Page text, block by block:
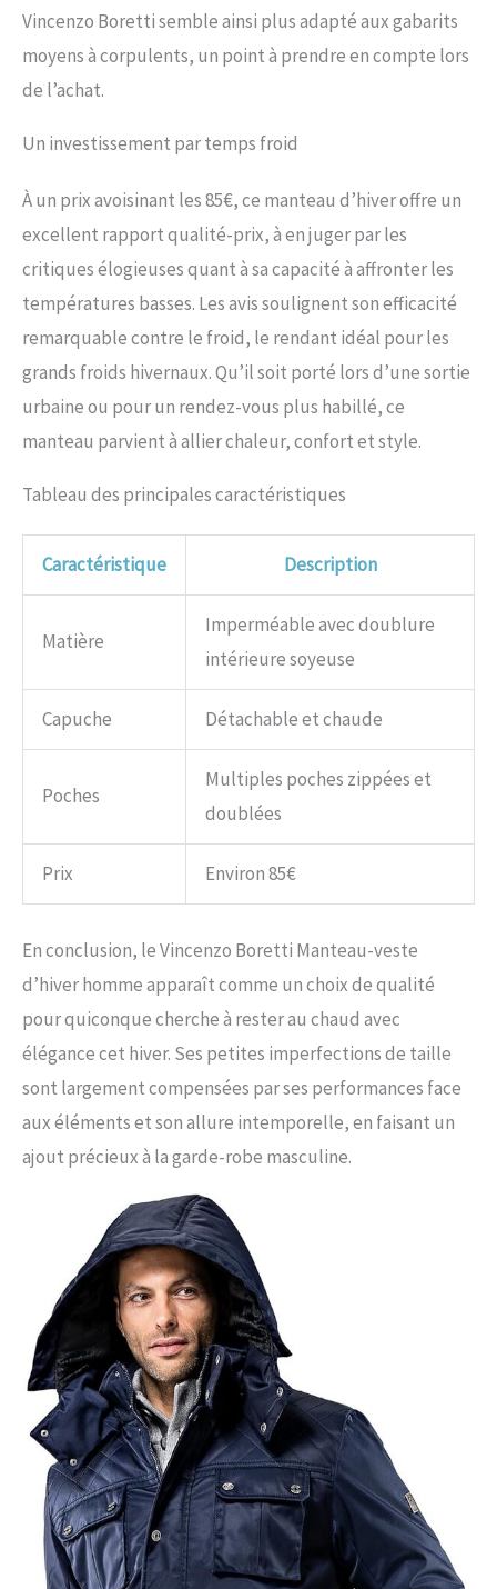
Vincenzo Boretti semble ainsi plus adapté aux gabarits
moyens à corpulents, un point à prendre en compte lors
de l’achat.
Un investissement par temps froid
À un prix avoisinant les 85€, ce manteau d’hiver offre un
excellent rapport qualité-prix, à en juger par les
critiques élogieuses quant à sa capacité à affronter les
températures basses. Les avis soulignent son efficacité
remarquable contre le froid, le rendant idéal pour les
grands froids hivernaux. Qu’il soit porté lors d’une sortie
urbaine ou pour un rendez-vous plus habillé, ce
manteau parvient à allier chaleur, confort et style.
Tableau des principales caractéristiques
Caractéristique Description
Matière
Imperméable avec doublure
intérieure soyeuse
Capuche Détachable et chaude
Poches
Multiples poches zippées et
doublées
Prix Environ 85€
En conclusion, le Vincenzo Boretti Manteau-veste
d’hiver homme apparaît comme un choix de qualité
pour quiconque cherche à rester au chaud avec
élégance cet hiver. Ses petites imperfections de taille
sont largement compensées par ses performances face
aux éléments et son allure intemporelle, en faisant un
ajout précieux à la garde-robe masculine.